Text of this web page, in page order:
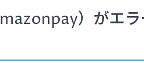
）がエラ